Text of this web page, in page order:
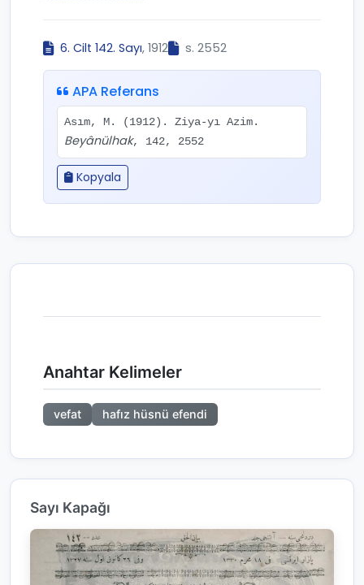
6. Cilt 142. Sayı, 1912 s. 2552
APA Referans
Asım, M. (1912). Ziya-yı Azim.
Beyânülhak, 142, 2552
Kopyala
Anahtar Kelimeler
vefat hafız hüsnü efendi
Sayı Kapağı